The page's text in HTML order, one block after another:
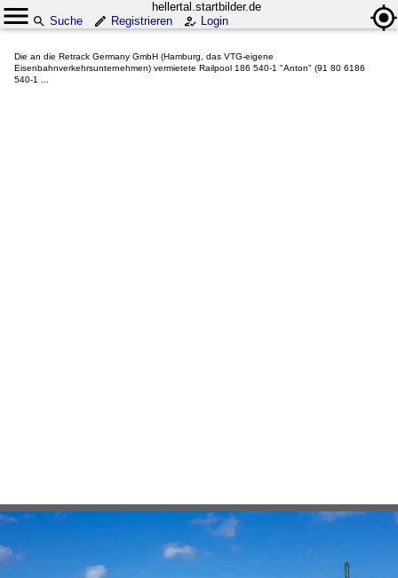
hellertal.startbilder.de
Suche
Registrieren Login
Die an die Retrack Germany GmbH (Hamburg, das VTG-eigene
Eisenbahnverkehrsunternehmen) vermietete Railpool 186 540-1 "Anton" (91 80 6186
540-1 ...